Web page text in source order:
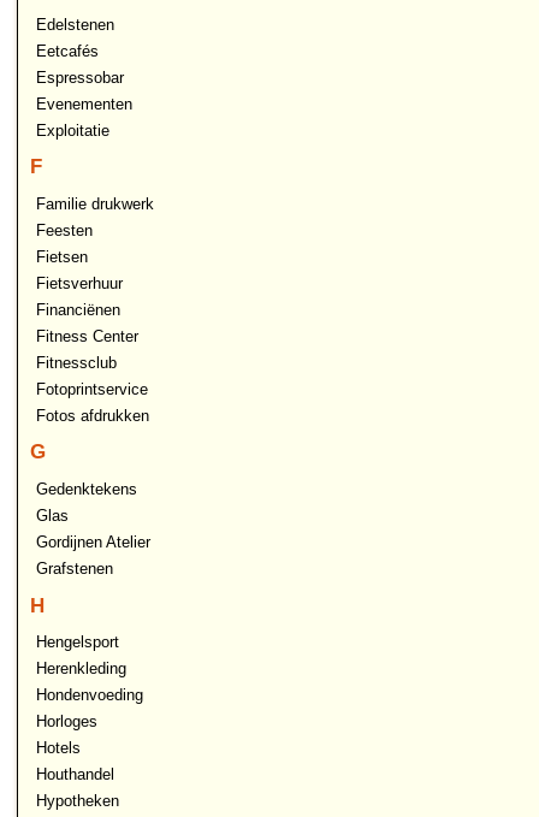
Edelstenen
Eetcafés
Espressobar
Evenementen
Exploitatie
F
Familie drukwerk
Feesten
Fietsen
Fietsverhuur
Financiënen
Fitness Center
Fitnessclub
Fotoprintservice
Fotos afdrukken
G
Gedenktekens
Glas
Gordijnen Atelier
Grafstenen
H
Hengelsport
Herenkleding
Hondenvoeding
Horloges
Hotels
Houthandel
Hypotheken